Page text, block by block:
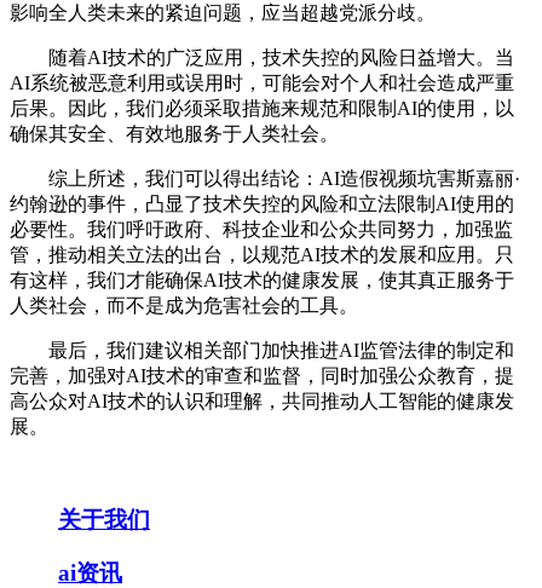
影响全人类未来的紧迫问题，应当超越党派分歧。
随着AI技术的广泛应用，技术失控的风险日益增大。当
AI系统被恶意利用或误用时，可能会对个人和社会造成严重
后果。因此，我们必须采取措施来规范和限制AI的使用，以
确保其安全、有效地服务于人类社会。
综上所述，我们可以得出结论：AI造假视频坑害斯嘉丽·
约翰逊的事件，凸显了技术失控的风险和立法限制AI使用的
必要性。我们呼吁政府、科技企业和公众共同努力，加强监
管，推动相关立法的出台，以规范AI技术的发展和应用。只
有这样，我们才能确保AI技术的健康发展，使其真正服务于
人类社会，而不是成为危害社会的工具。
最后，我们建议相关部门加快推进AI监管法律的制定和
完善，加强对AI技术的审查和监督，同时加强公众教育，提
高公众对AI技术的认识和理解，共同推动人工智能的健康发
展。
关于我们
ai资讯